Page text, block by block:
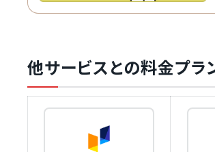
他サービスとの料金プラ